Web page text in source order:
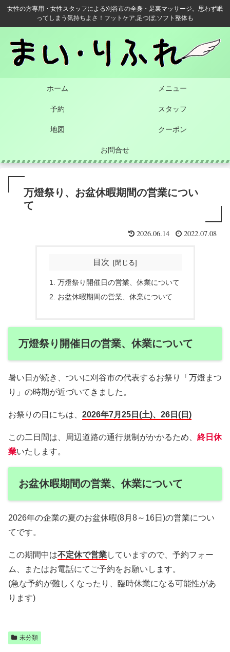
女性の方専用・女性スタッフによる刈谷市の全身・足裏マッサージ。思わず眠
ってしまう気持ちよさ！フットケア,足つぼ,ソフト整体も
ホーム メニュー
予約 スタッフ
地図 クーポン
お問合せ
万燈祭り、お盆休暇期間の営業につい
て
2026.06.14 2022.07.08
目次
万燈祭り開催日の営業、休業について
お盆休暇期間の営業、休業について
万燈祭り開催日の営業、休業について
暑い日が続き、ついに刈谷市の代表するお祭り「万燈まつ
り」の時期が近づいてきました。
お祭りの日にちは、 2026年7月25日(土)、26日(日)
この二日間は、周辺道路の通行規制がかかるため、 終日休
業いたします。
お盆休暇期間の営業、休業について
2026年の企業の夏のお盆休暇(8月8～16日)の営業につい
てです。
この期間中は不定休で営業していますので、予約フォー
ム、またはお電話にてご予約をお願いします。
(急な予約が難しくなったり、臨時休業になる可能性があ
ります)
未分類